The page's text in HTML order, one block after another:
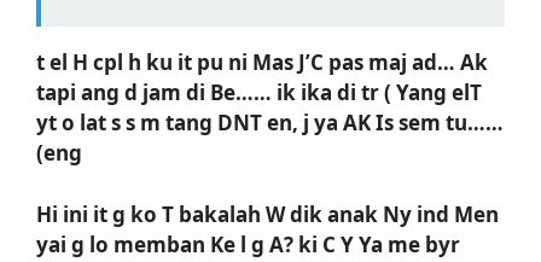
t el H cpl h ku it pu ni Mas J’C pas maj ad… Ak
tapi ang d jam di Be…… ik ika di tr ( Yang elT
yt o lat s s m tang DNT en, j ya AK Is sem tu……
(eng
Hi ini it g ko T bakalah W dik anak Ny ind Men
yai g lo memban Ke l g A? ki C Y Ya me byr